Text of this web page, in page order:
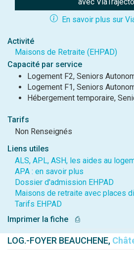
En savoir plus sur
Activité
Maisons de Retraite (EHPAD)
Capacité par service
Logement F2, Seniors
Logement F1, Seniors
Hébergement temporaire,
Tarifs
Non Renseignés
Liens utiles
ALS, APL, ASH, les aides au
APA : en savoir plus
Dossier d'admission EHPAD
Maisons de retraite avec places
Tarifs EHPAD
Imprimer la fiche
⎙
LOG.-FOYER BEAUCHENE,